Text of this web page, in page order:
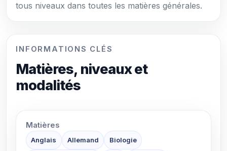
tous niveaux dans toutes les matières générales.
INFORMATIONS CLÉS
Matières, niveaux et
modalités
Matières
Anglais Allemand Biologie